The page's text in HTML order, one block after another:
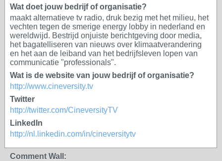
Wat doet jouw bedrijf of organisatie?
maakt alternatieve tv radio, druk bezig met het milieu, het
vechten tegen de smerige energy lobby in nederland en
wereldwijd. Bestrijd onjuiste berichtgeving door media,
het bagatelliseren van nieuws over klimaatverandering
en het aan de leiband van het bedrijfsleven lopen van
communicatie "professionals".
Wat is de website van jouw bedrijf of organisatie?
http://www.cineversity.tv
Twitter
http://twitter.com/CineversityTV
LinkedIn
http://nl.linkedin.com/in/cineversitytv
Comment Wall: